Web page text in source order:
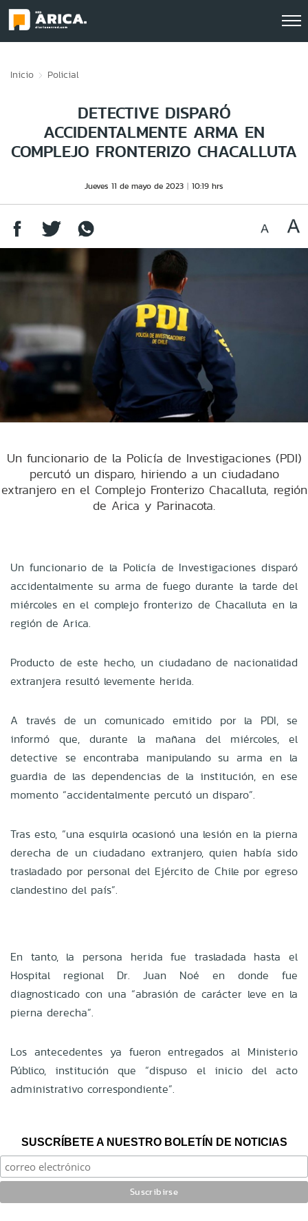
Inicio Policial
DETECTIVE DISPARÓ
ACCIDENTALMENTE ARMA EN
COMPLEJO FRONTERIZO CHACALLUTA
Jueves 11 de mayo de 2023 10:19 hrs
Un funcionario de la Policía de Investigaciones (PDI)
percutó un disparo, hiriendo a un ciudadano
extranjero en el Complejo Fronterizo Chacalluta, región
de Arica y Parinacota.
Un funcionario de la Policía de Investigaciones disparó
accidentalmente su arma de fuego durante la tarde del
miércoles en el complejo fronterizo de Chacalluta en la
región de Arica.
Producto de este hecho, un ciudadano de nacionalidad
extranjera resultó levemente herida.
A través de un comunicado emitido por la PDI, se
informó que, durante la mañana del miércoles, el
detective se encontraba manipulando su arma en la
guardia de las dependencias de la institución, en ese
momento “accidentalmente percutó un disparo”.
Tras esto, “una esquirla ocasionó una lesión en la pierna
derecha de un ciudadano extranjero, quien había sido
trasladado por personal del Ejército de Chile por egreso
clandestino del país”.
En tanto, la persona herida fue trasladada hasta el
Hospital regional Dr. Juan Noé en donde fue
diagnosticado con una “abrasión de carácter leve en la
pierna derecha”.
Los antecedentes ya fueron entregados al Ministerio
Público, institución que “dispuso el inicio del acto
administrativo correspondiente”.
SUSCRÍBETE A NUESTRO BOLETÍN DE NOTICIAS